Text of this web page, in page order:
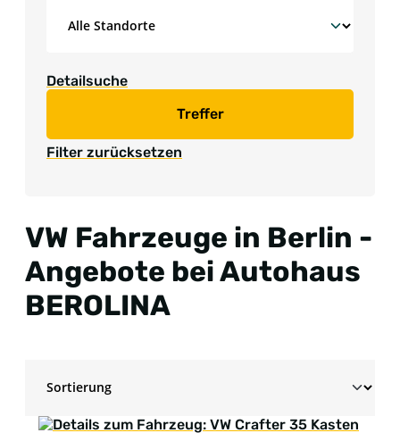
Detailsuche
Treffer
Filter zurücksetzen
VW Fahrzeuge in Berlin -
Angebote bei Autohaus
BEROLINA